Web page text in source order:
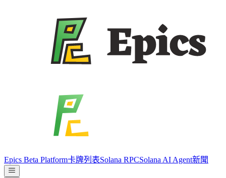
Epics Beta Platform卡牌列表Solana RPCSolana AI Agent新聞